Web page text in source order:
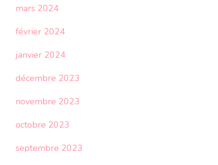
mars 2024
février 2024
janvier 2024
décembre 2023
novembre 2023
octobre 2023
septembre 2023